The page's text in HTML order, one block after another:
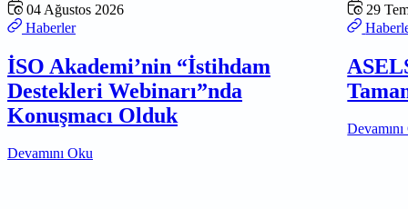
04 Ağustos 2026
Haberler
İSO Akademi’nin “İstihdam
Destekleri Webinarı”nda
Konuşmacı Olduk
Devamını Oku
29